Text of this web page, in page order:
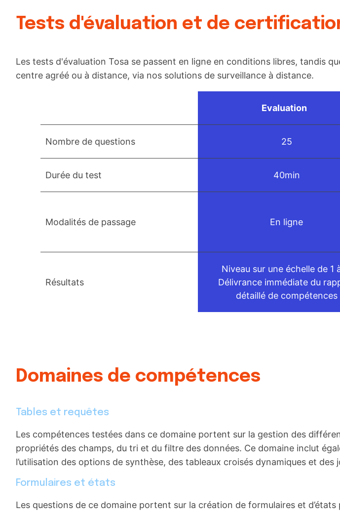
Tests d'évaluation et de
Les tests d'évaluation Tosa se passent en ligne en conditions libres, tandis
centre agréé ou à distance, via nos solutions de surveillance à distance.
Evaluation
Nombre de questions 25
Durée du test 40min
Modalités de passage En ligne
Résultats
Niveau sur une échelle de 1
Délivrance immédiate du
détaillé de compétences
Domaines de compétences
Tables et requêtes
Les compétences testées dans ce domaine portent sur la gestion des
propriétés des champs, du tri et du filtre des données. Ce domaine inclut
l’utilisation des options de synthèse, des tableaux croisés dynamiques et des
Formulaires et états
Les questions de ce domaine portent sur la création de formulaires et